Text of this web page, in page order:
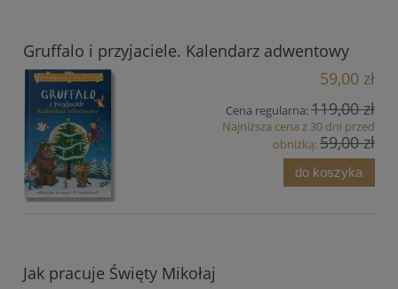
Gruffalo i przyjaciele. Kalendarz adwentowy
59,00 zł
Cena regularna:119,00 zł
Najniższa cena z 30 dni przed
obniżką:59,00 zł
do koszyka
Jak pracuje Święty Mikołaj